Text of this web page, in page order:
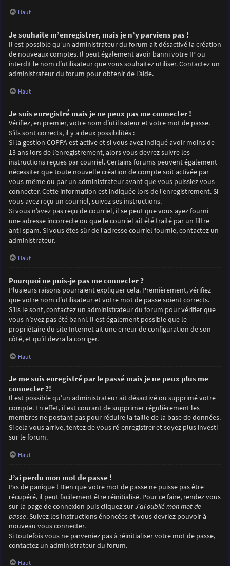
Haut
Je souhaite m’enregistrer, mais je n’y parviens pas !
Il est possible qu’un administrateur du forum ait désactivé la création
de nouveaux comptes. Il peut également avoir banni votre IP ou
interdit le nom d’utilisateur que vous souhaitez utiliser. Contactez un
administrateur du forum pour obtenir de l’aide.
Haut
Je suis enregistré mais je ne peux pas me connecter !
Vérifiez, en premier, votre nom d’utilisateur et votre mot de passe.
S’ils sont corrects, il y a deux possibilités :
Si la gestion COPPA est active et si vous avez indiqué avoir moins de
13 ans lors de l’enregistrement, alors vous devrez suivre les
instructions reçues par courriel. Certains forums peuvent également
nécessiter que toute nouvelle création de compte soit activée par
vous-même ou par un administrateur avant que vous puissiez vous
connecter. Cette information est indiquée lors de l’enregistrement. Si
vous avez reçu un courriel, suivez ses instructions.
Si vous n’avez pas reçu de courriel, il se peut que vous ayez fourni
une adresse incorrecte ou que le courriel ait été traité par un filtre
anti-spam. Si vous êtes sûr de l’adresse courriel fournie, contactez un
administrateur.
Haut
Pourquoi ne puis-je pas me connecter ?
Plusieurs raisons pourraient expliquer cela. Premièrement, vérifiez
que votre nom d’utilisateur et votre mot de passe soient corrects.
S’ils le sont, contactez un administrateur du forum pour vérifier que
vous n’avez pas été banni. Il est également possible que le
propriétaire du site Internet ait une erreur de configuration de son
côté, et qu’il devra la corriger.
Haut
Je me suis enregistré par le passé mais je ne peux plus me
connecter ?!
Il est possible qu’un administrateur ait désactivé ou supprimé votre
compte. En effet, il est courant de supprimer régulièrement les
membres ne postant pas pour réduire la taille de la base de données.
Si cela vous arrive, tentez de vous ré-enregistrer et soyez plus investi
sur le forum.
Haut
J’ai perdu mon mot de passe !
Pas de panique ! Bien que votre mot de passe ne puisse pas être
récupéré, il peut facilement être réinitialisé. Pour ce faire, rendez vous
sur la page de connexion puis cliquez surJ’ai oublié mon mot de
passe. Suivez les instructions énoncées et vous devriez pouvoir à
nouveau vous connecter.
Si toutefois vous ne parveniez pas à réinitialiser votre mot de passe,
contactez un administrateur du forum.
Haut